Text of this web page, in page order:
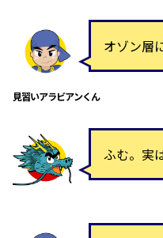
見習いアラビアンくん
オゾン層
ふむ。実